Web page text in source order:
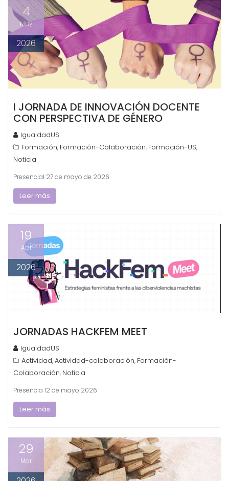
4
May
2026
I JORNADA DE INNOVACIÓN DOCENTE
CON PERSPECTIVA DE GÉNERO
IgualdadUS
Formación, Formación-Colaboración, Formación-US,
Noticia
Presencial 27 de mayo de 2026
Leer más
19
Abr
2026
JORNADAS HACKFEM MEET
IgualdadUS
Actividad,Actividad-colaboración, Formación-
Colaboración, Noticia
Presencia 12 de mayo 2026
Leer más
29
Mar